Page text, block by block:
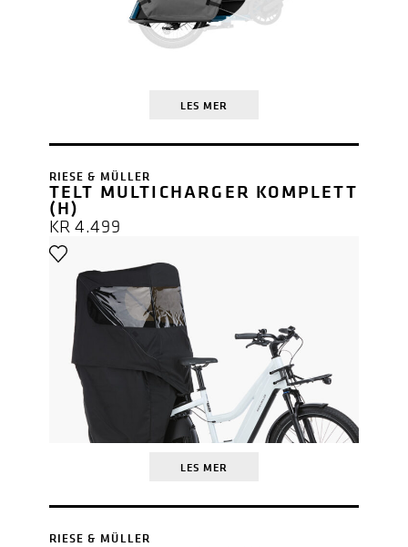
LES MER
RIESE & MÜLLER
TELT MULTICHARGER KOMPLETT
(H)
KR4.499
LES MER
RIESE & MÜLLER